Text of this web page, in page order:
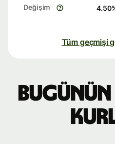
Değişim 4.50
Tüm geçmişi
Bugünün